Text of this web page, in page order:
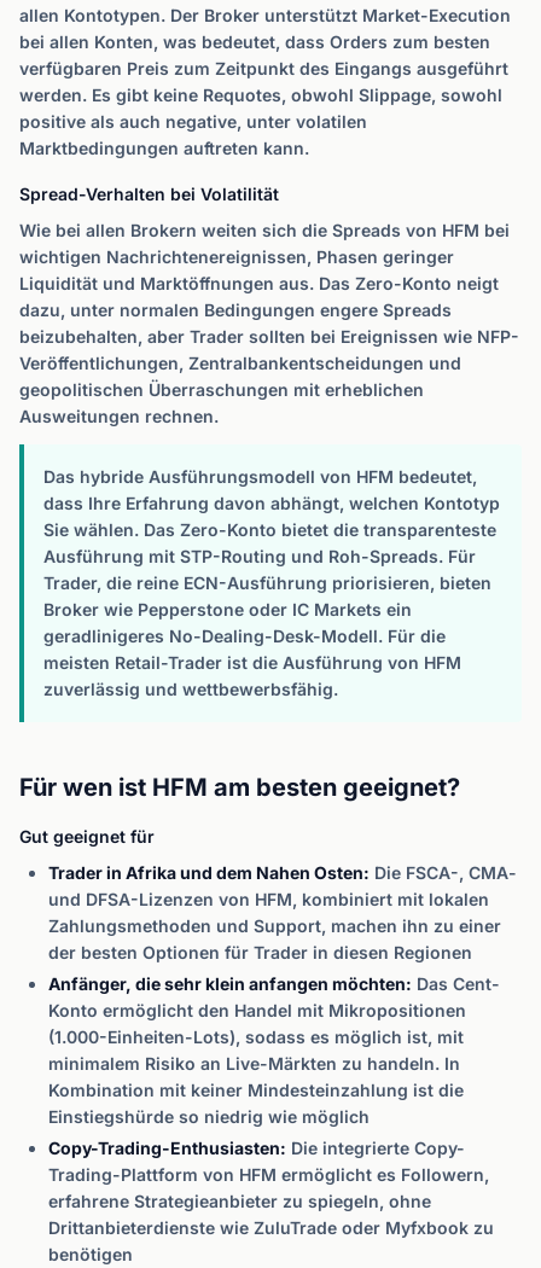
allen Kontotypen. Der Broker unterstützt Market-Execution
bei allen Konten, was bedeutet, dass Orders zum besten
verfügbaren Preis zum Zeitpunkt des Eingangs ausgeführt
werden. Es gibt keine Requotes, obwohl Slippage, sowohl
positive als auch negative, unter volatilen
Marktbedingungen auftreten kann.
Spread-Verhalten bei Volatilität
Wie bei allen Brokern weiten sich die Spreads von HFM bei
wichtigen Nachrichtenereignissen, Phasen geringer
Liquidität und Marktöffnungen aus. Das Zero-Konto neigt
dazu, unter normalen Bedingungen engere Spreads
beizubehalten, aber Trader sollten bei Ereignissen wie NFP-
Veröffentlichungen, Zentralbankentscheidungen und
geopolitischen Überraschungen mit erheblichen
Ausweitungen rechnen.
Das hybride Ausführungsmodell von HFM bedeutet,
dass Ihre Erfahrung davon abhängt, welchen Kontotyp
Sie wählen. Das Zero-Konto bietet die transparenteste
Ausführung mit STP-Routing und Roh-Spreads. Für
Trader, die reine ECN-Ausführung priorisieren, bieten
Broker wie Pepperstone oder IC Markets ein
geradlinigeres No-Dealing-Desk-Modell. Für die
meisten Retail-Trader ist die Ausführung von HFM
zuverlässig und wettbewerbsfähig.
Für wen ist HFM am besten geeignet?
Gut geeignet für
Trader in Afrika und dem Nahen Osten: Die FSCA-, CMA-
und DFSA-Lizenzen von HFM, kombiniert mit lokalen
Zahlungsmethoden und Support, machen ihn zu einer
der besten Optionen für Trader in diesen Regionen
Anfänger, die sehr klein anfangen möchten: Das Cent-
Konto ermöglicht den Handel mit Mikropositionen
(1.000-Einheiten-Lots), sodass es möglich ist, mit
minimalem Risiko an Live-Märkten zu handeln. In
Kombination mit keiner Mindesteinzahlung ist die
Einstiegshürde so niedrig wie möglich
Copy-Trading-Enthusiasten: Die integrierte Copy-
Trading-Plattform von HFM ermöglicht es Followern,
erfahrene Strategieanbieter zu spiegeln, ohne
Drittanbieterdienste wie ZuluTrade oder Myfxbook zu
benötigen